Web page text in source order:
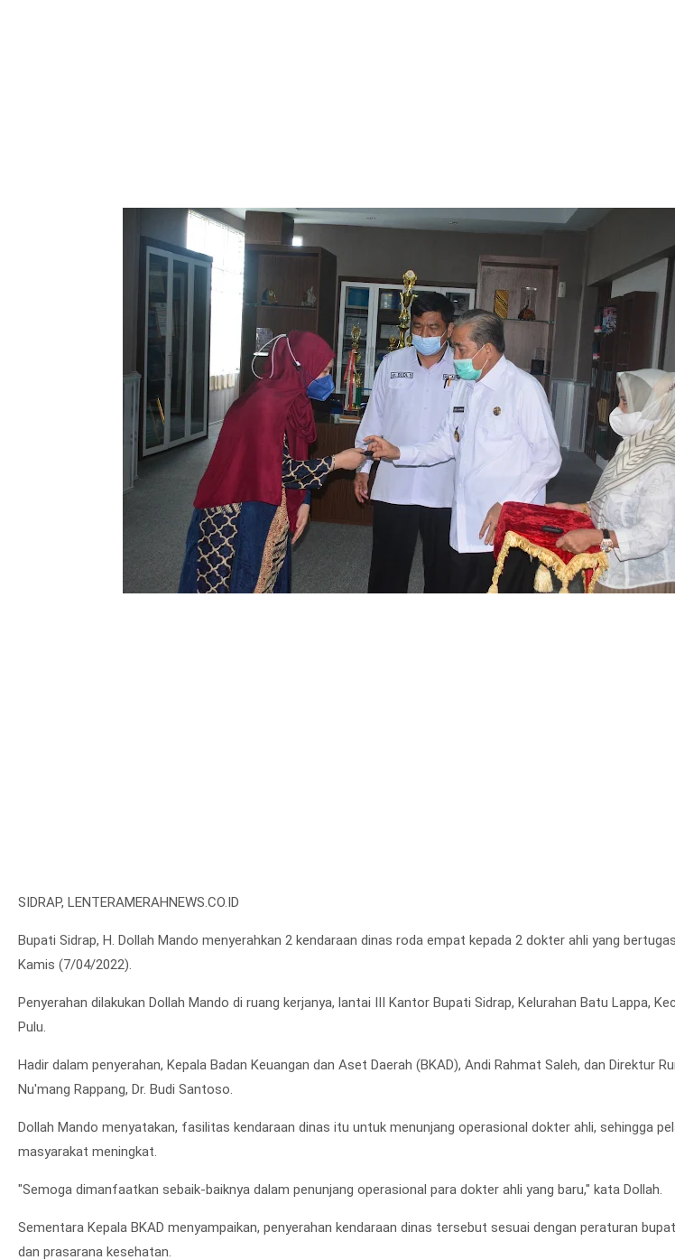
SIDRAP, LENTERAMERAHNEWS.CO.ID
Bupati Sidrap, H. Dollah Mando menyerahkan 2 kendaraan dinas roda empat kepada 2 dokter ahli yang
Kamis (7/04/2022).
Penyerahan dilakukan Dollah Mando di ruang kerjanya, lantai III Kantor Bupati Sidrap, Kelurahan Batu Lappa,
Pulu.
Hadir dalam penyerahan, Kepala Badan Keuangan dan Aset Daerah (BKAD), Andi Rahmat Saleh, dan Direktur
Nu'mang Rappang, Dr. Budi Santoso.
Dollah Mando menyatakan, fasilitas kendaraan dinas itu untuk menunjang operasional dokter ahli, sehingga
masyarakat meningkat.
"Semoga dimanfaatkan sebaik-baiknya dalam penunjang operasional para dokter ahli yang baru," kata Dollah.
Sementara Kepala BKAD menyampaikan, penyerahan kendaraan dinas tersebut sesuai dengan peraturan
dan prasarana kesehatan.